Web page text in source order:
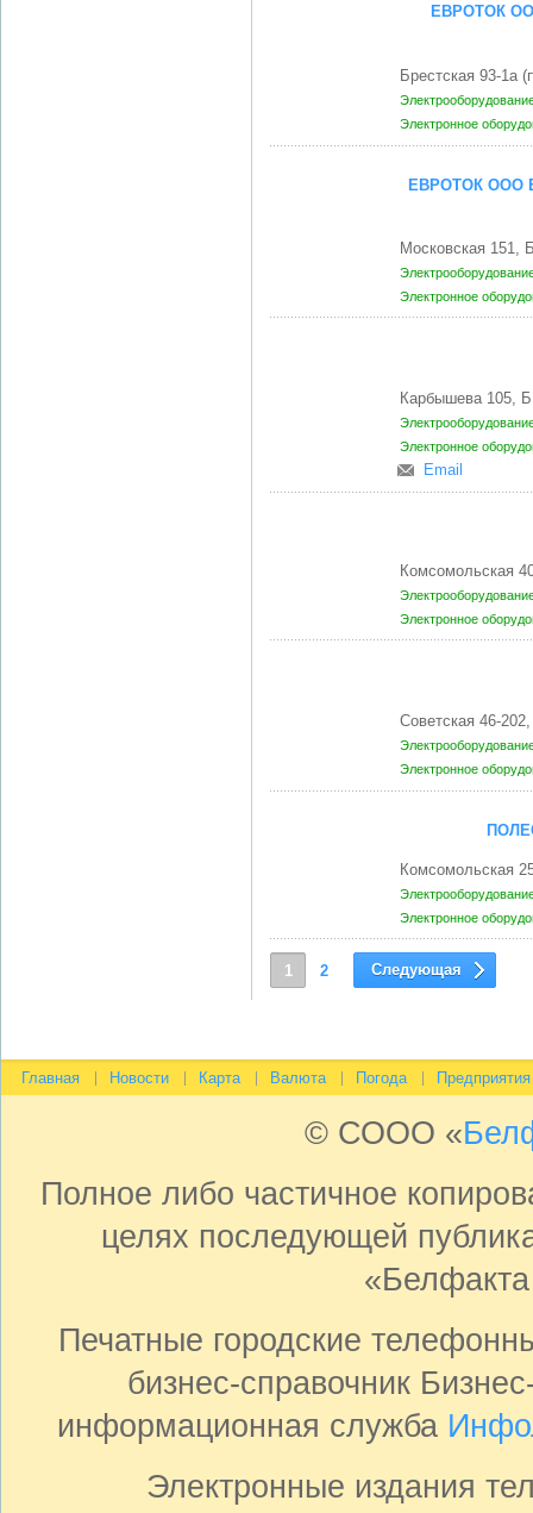
ЕВРОТОК
Брестская 93-1а
Электронное
ЕВРОТОК ООО
Московская 151,
Электронное
Карбышева 105,
Электронное
Email
Комсомольская
Электронное
Советская 46-
Электронное
Комсомольская
Электронное
1 2 Следующая
Главная Новости Карта Валюта Погода Предприятия
© СООО «
Полное либо частичное
целях последующей
Печатные городские
бизнес-справочник
информационная служба
Электронные издания